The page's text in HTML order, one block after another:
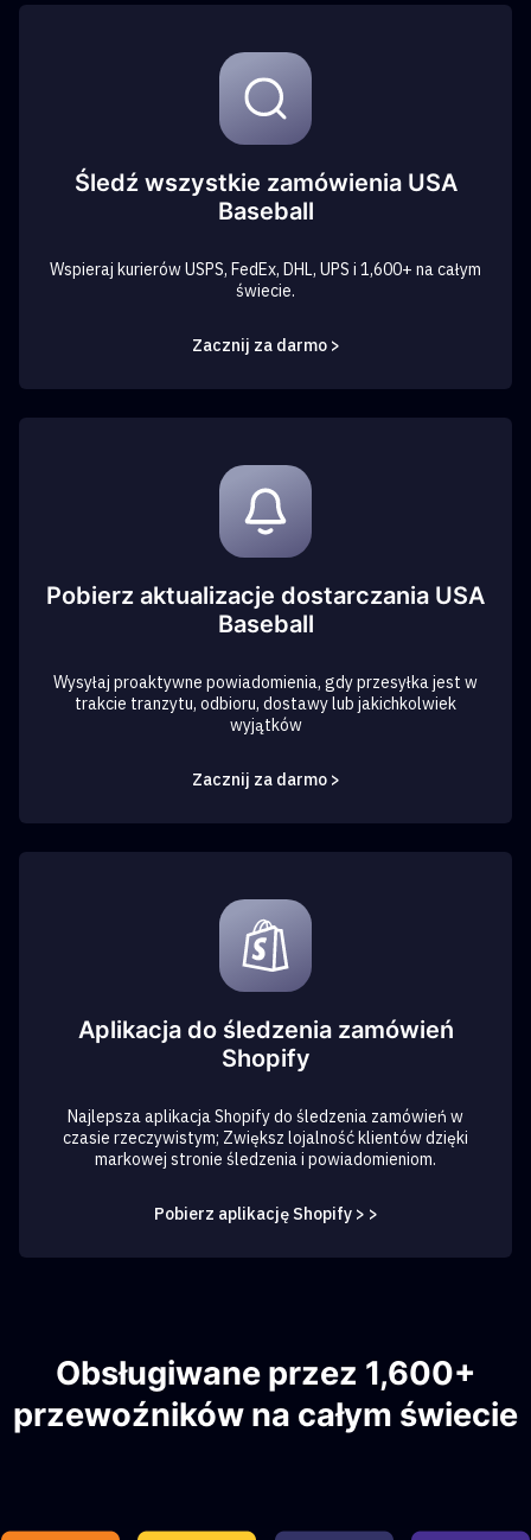
Śledź wszystkie zamówienia USA
Baseball
Wspieraj kurierów USPS, FedEx, DHL, UPS i 1,600+ na całym
świecie.
Zacznij za darmo >
Pobierz aktualizacje dostarczania USA
Baseball
Wysyłaj proaktywne powiadomienia, gdy przesyłka jest w
trakcie tranzytu, odbioru, dostawy lub jakichkolwiek
wyjątków
Zacznij za darmo >
Aplikacja do śledzenia zamówień
Shopify
Najlepsza aplikacja Shopify do śledzenia zamówień w
czasie rzeczywistym; Zwiększ lojalność klientów dzięki
markowej stronie śledzenia i powiadomieniom.
Pobierz aplikację Shopify > >
Obsługiwane przez 1,600+
przewoźników na całym świecie